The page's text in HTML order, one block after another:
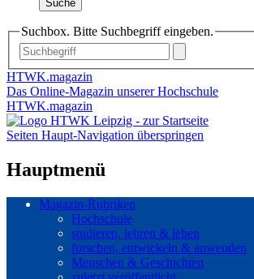
Suche
Suchbox. Bitte Suchbegriff eingeben.
HTWK.magazin
Das Online-Magazin unserer Hochschule
HTWK.magazin
Seiten Haupt-Navigation überspringen
Hauptmenü
Magazin-Rubriken
Hochschule
studieren, lehren & leben
forschen, entwickeln & anwenden
Menschen & Geschichten